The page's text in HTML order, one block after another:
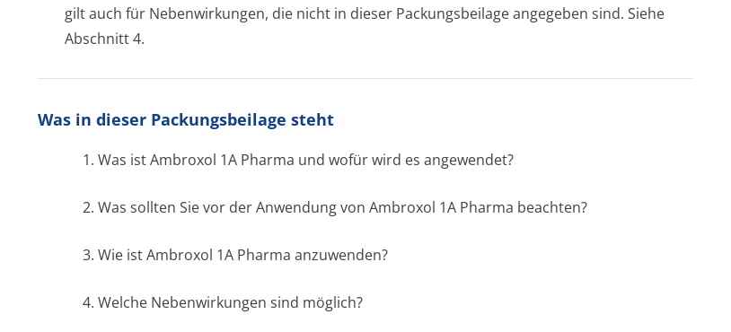
gilt auch für Nebenwirkungen, die nicht in dieser Packungsbeilage angegeben sind. Siehe
Abschnitt 4.
Was in dieser Packungsbeilage steht
1. Was ist Ambroxol 1A Pharma und wofür wird es angewendet?
2. Was sollten Sie vor der Anwendung von Ambroxol 1A Pharma beachten?
3. Wie ist Ambroxol 1A Pharma anzuwenden?
4. Welche Nebenwirkungen sind möglich?